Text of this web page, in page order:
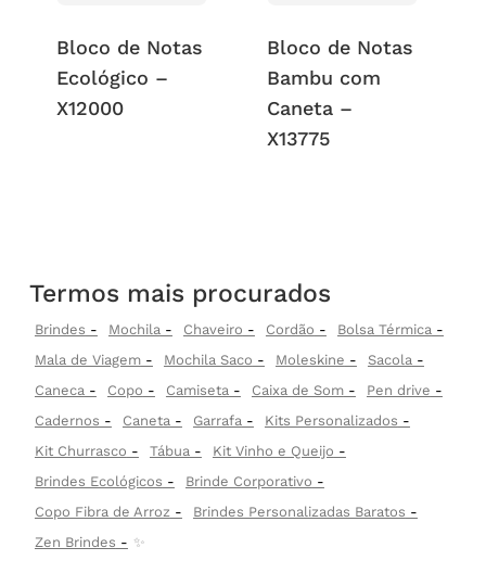
Bloco de Notas
Ecológico –
X12000
Bloco de Notas
Bambu com
Caneta –
X13775
Termos mais procurados
Brindes Mochila Chaveiro Cordão
Bolsa Térmica
Mala de Viagem
Mochila Saco Moleskine
Sacola
Caneca
Copo Camiseta Caixa de Som
Pen drive
Cadernos
Caneta Garrafa
Kits Personalizados
Kit Churrasco
Tábua
Kit Vinho e Queijo
Brindes Ecológicos
Brinde Corporativo
Copo Fibra de Arroz
Brindes Personalizadas Baratos
Zen Brindes
✨